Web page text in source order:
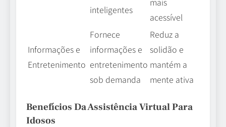
inteligentes
acessível
Informações e
Entretenimento
Fornece
informações e
entretenimento
sob demanda
Reduz a
solidão e
mantém a
mente ativa
Benefícios Da Assistência Virtual Para
Idosos